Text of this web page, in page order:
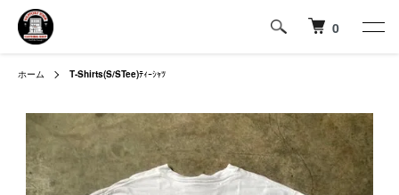
0
ホーム T-Shirts(S/STee)ﾃｨｰｼｬﾂ